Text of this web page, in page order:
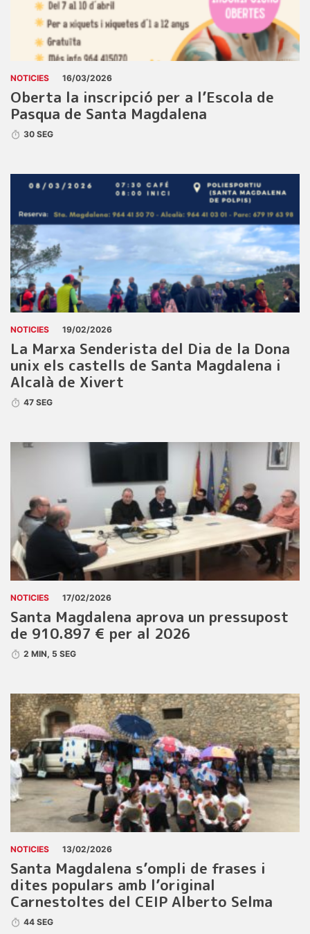
NOTICIES 16/03/2026
Oberta la inscripció per a l’Escola de
Pasqua de Santa Magdalena
30 SEG
NOTICIES 19/02/2026
La Marxa Senderista del Dia de la Dona
unix els castells de Santa Magdalena i
Alcalà de Xivert
47 SEG
NOTICIES 17/02/2026
Santa Magdalena aprova un pressupost
de 910.897 € per al 2026
2 MIN, 5 SEG
NOTICIES 13/02/2026
Santa Magdalena s’ompli de frases i
dites populars amb l’original
Carnestoltes del CEIP Alberto Selma
44 SEG